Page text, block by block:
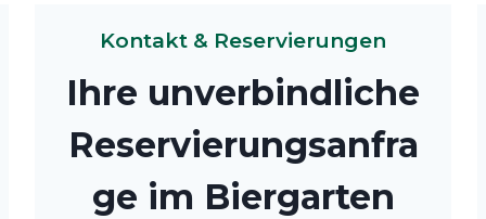
Kontakt & Reservierungen
Ihre unverbindliche
Reservierungsanfra
ge im Biergarten